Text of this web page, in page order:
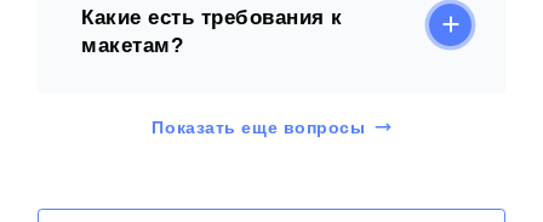
Какие есть требования к
макетам?
Показать еще вопросы